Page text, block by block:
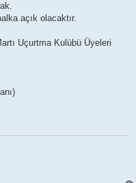
açık olacaktır.
Uçurtma Kulübü Üyeleri